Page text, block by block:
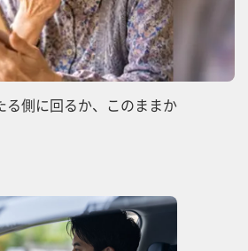
る側に回るか、このままか